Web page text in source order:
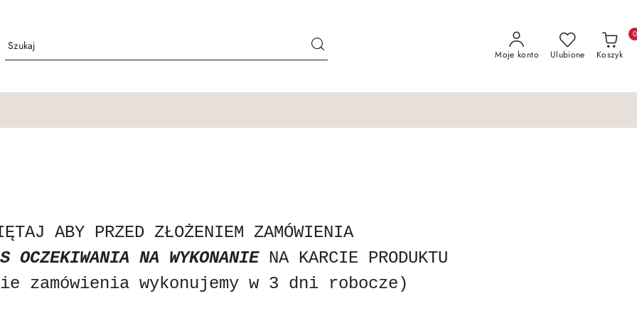
Moje konto Ulubione Koszyk
0
ABY PRZED ZŁOŻENIEM ZAMÓWIENIA
OCZEKIWANIA NA WYKONANIENA KARCIE PRODUKTU
zamówienia wykonujemy w 3 dni robocze)